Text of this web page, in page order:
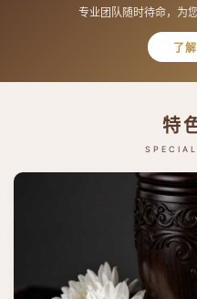
专业团队随时待命，为
了
特